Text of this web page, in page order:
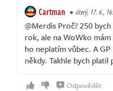
Cartman úterý, 17. 6.,
@Merdis Proč? 250
rok, ale na WoWko
ho neplatím vůbec. A
někdy. Takhle bych platil
Odpovědět